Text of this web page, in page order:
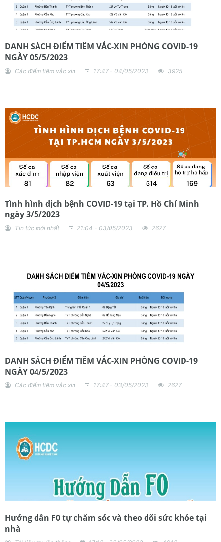
DANH SÁCH ĐIỂM TIÊM VẮC-XIN PHÒNG COVID-19
NGÀY 05/5/2023
Các điểm tiêm vắc xin 17:47 - 04/05/2023 3925
Tình hình dịch bệnh COVID-19 tại TP. Hồ Chí Minh
ngày 3/5/2023
Tin tức mới nhất 21:04 - 03/05/2023 2677
DANH SÁCH ĐIỂM TIÊM VẮC-XIN PHÒNG COVID-19
NGÀY 04/5/2023
Các điểm tiêm vắc xin 17:47 - 03/05/2023 2627
Hướng dẫn F0 tự chăm sóc và theo dõi sức khỏe tại
nhà